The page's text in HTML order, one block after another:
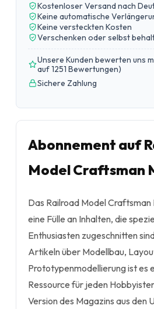
Kostenloser Versand nach
Keine automatische
Keine versteckten Kosten
Verschenken oder selbst
Unsere Kunden bewerten uns
auf 1251 Bewertungen)
Sichere Zahlung
Abonnement auf
Model Craftsman
Das Railroad Model
eine Fülle an Inhalten, die
Enthusiasten zugeschnitten
Artikeln über Modellbau,
Prototypenmodellierung ist es
Ressource für jeden
Version des Magazins aus den